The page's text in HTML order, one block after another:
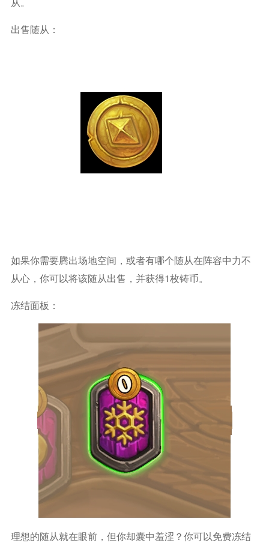
出售随从：
如果你需要腾出场地空间，或者有哪个随从在阵容中力不
从心，你可以将该随从出售，并获得1枚铸币。
冻结面板：
理想的随从就在眼前，但你却囊中羞涩？你可以免费冻结